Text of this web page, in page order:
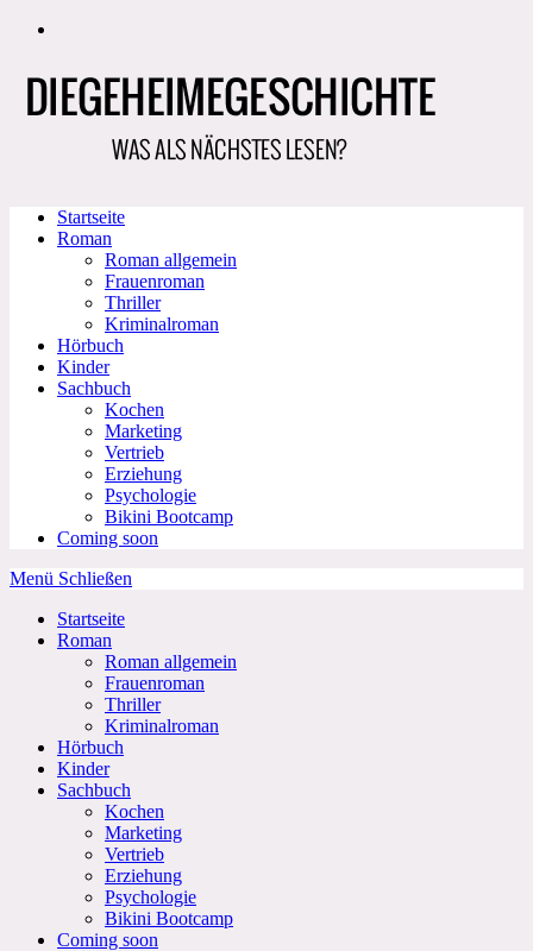
Zum
Startseite
Roman
Roman allgemein
Frauenroman
Thriller
Kriminalroman
Hörbuch
Kinder
Sachbuch
Kochen
Marketing
Vertrieb
Erziehung
Psychologie
Bikini Bootcamp
Coming soon
Menü Schließen
Startseite
Roman
Roman allgemein
Frauenroman
Thriller
Kriminalroman
Hörbuch
Kinder
Sachbuch
Kochen
Marketing
Vertrieb
Erziehung
Psychologie
Bikini Bootcamp
Coming soon